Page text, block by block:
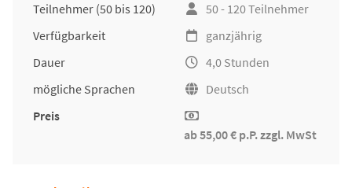
Teilnehmer (50 bis 120)
50 - 120 Teilnehmer
Verfügbarkeit
ganzjährig
Dauer
4,0 Stunden
mögliche Sprachen
Deutsch
Preis
ab 55,00 € p.P. zzgl. MwSt